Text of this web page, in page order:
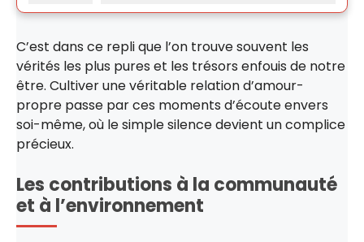
C’est dans ce repli que l’on trouve souvent les
vérités les plus pures et les trésors enfouis de notre
être. Cultiver une véritable relation d’amour-
propre passe par ces moments d’écoute envers
soi-même, où le simple silence devient un complice
précieux.
Les contributions à la communauté
et à l’environnement